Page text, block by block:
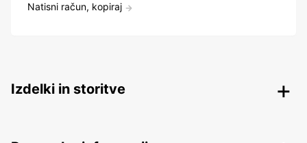
Natisni račun, kopiraj
Izdelki in storitve